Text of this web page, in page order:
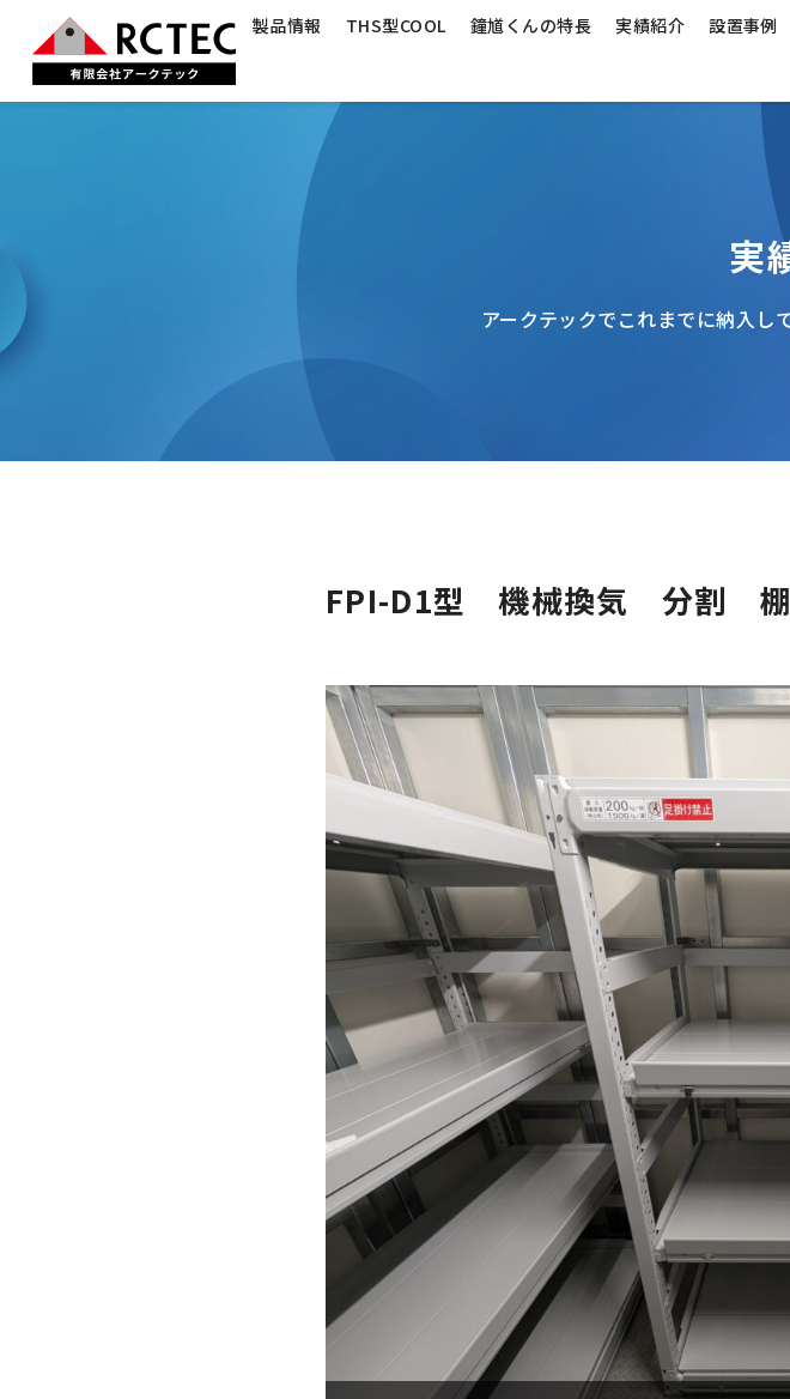
製品情報 THS型COOL 鐘馗くんの特長 実績紹介 設置事例
実
アークテックでこれまでに納入し
FPI-D1型 機械換気 分割 棚